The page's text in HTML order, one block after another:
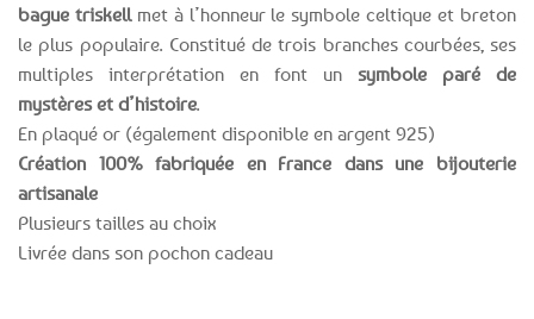
bague triskellmet à l’honneur le symbole celtique et breton
le plus populaire. Constitué de trois branches courbées, ses
multiples interprétation en font un symbole paré de
mystères et d’histoire.
En plaqué or (également disponible en argent 925)
Création 100% fabriquée en France dans une bijouterie
artisanale
Plusieurs tailles au choix
Livrée dans son pochon cadeau